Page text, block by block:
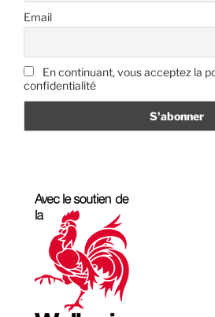
Email
En continuant, vous acceptez la
confidentialité